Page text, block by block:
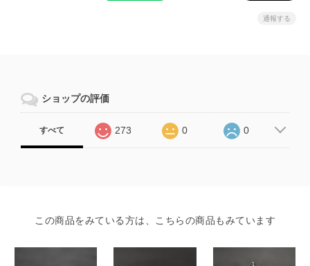
通報する
ショップの評価
すべて 273 0 0
この商品をみている方は、こちらの商品もみています